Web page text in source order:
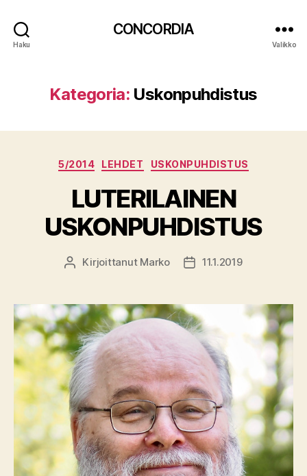
Haku
CONCORDIA
Valikko
Kategoria: Uskonpuhdistus
Kategoriat
5/2014 LEHDET USKONPUHDISTUS
LUTERILAINEN
USKONPUHDISTUS
Kirjoittaja
Kirjoittanut Marko Julkaisupäivämäärä
11.1.2019